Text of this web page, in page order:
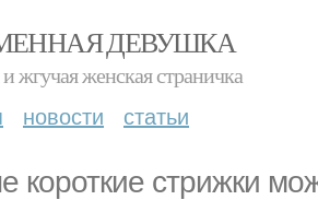
ДЕВУШКА
жгучая женская страничка
новости статьи
короткие стрижки